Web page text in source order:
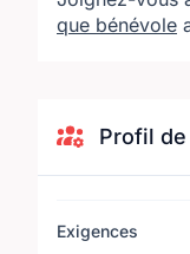
que bénévole
Profil
Exigences